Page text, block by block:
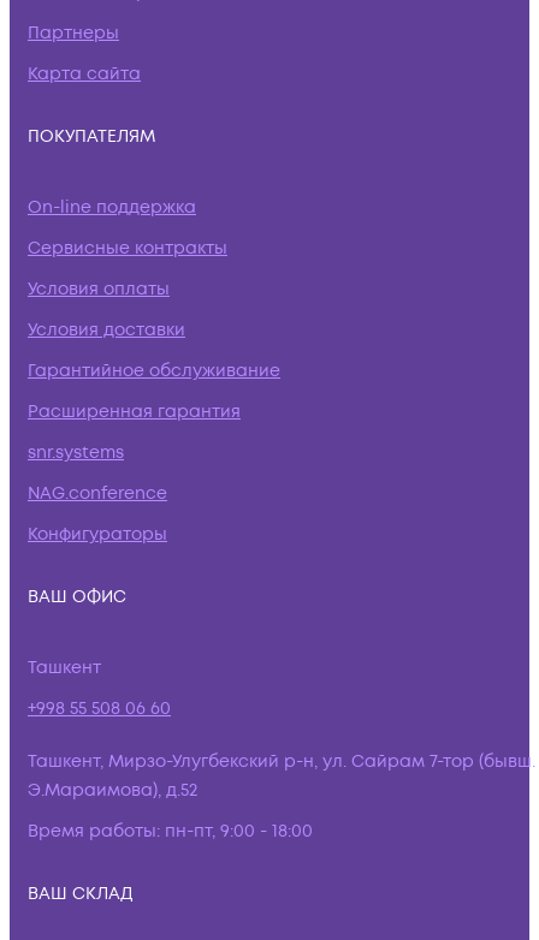
Партнеры
Карта сайта
ПОКУПАТЕЛЯМ
On-line поддержка
Сервисные контракты
Условия оплаты
Условия доставки
Гарантийное обслуживание
Расширенная гарантия
snr.systems
NAG.conference
Конфигураторы
ВАШ ОФИС
Ташкент
+998 55 508 06 60
Ташкент, Мирзо-Улугбекский р-н, ул. Сайрам 7-тор (бывш.
Э.Мараимова), д.52
Время работы: пн-пт, 9:00 - 18:00
ВАШ СКЛАД